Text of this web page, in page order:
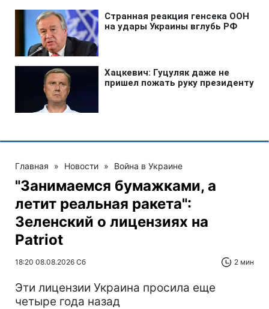
Главная » Новости » Война в Украине
"Занимаемся бумажками, а
летит реальная ракета":
Зеленский о лицензиях на
Patriot
18:20 08.08.2026 Сб 2 мин
Эти лицензии Украина просила еще
четыре года назад